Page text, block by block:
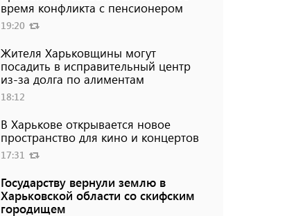
время конфликта с пенсионером
19:20
Жителя Харьковщины могут
посадить в исправительный центр
из-за долга по алиментам
18:12
В Харькове открывается новое
пространство для кино и концертов
17:31
Государству вернули землю в
Харьковской области со скифским
городищем